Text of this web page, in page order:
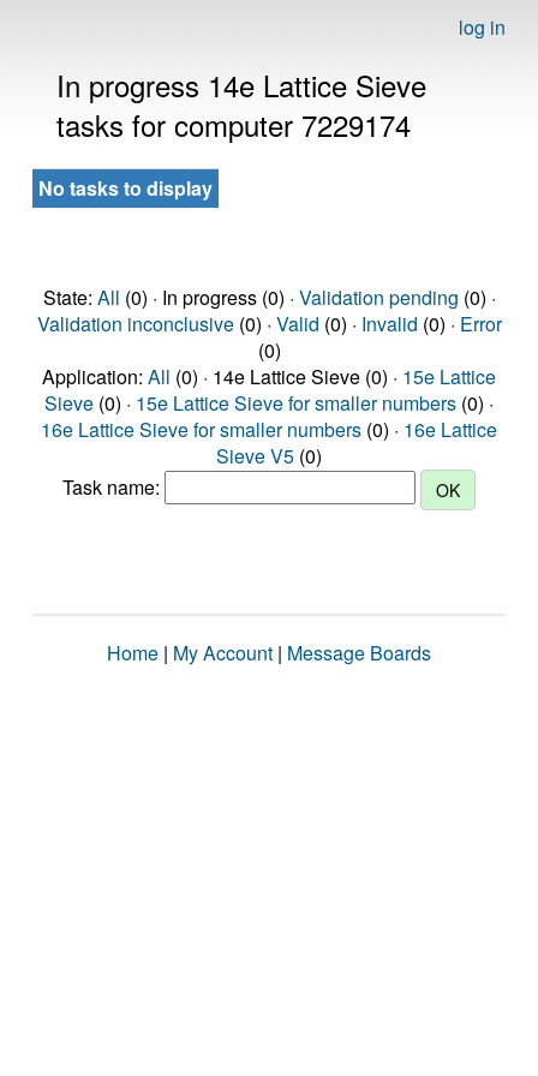
log in
In progress 14e Lattice Sieve
tasks for computer 7229174
No tasks to display
State: All (0) · In progress (0) · Validation pending (0) ·
Validation inconclusive(0) · Valid (0) · Invalid (0) · Error
(0)
Application: All (0) · 14e Lattice Sieve (0) · 15e Lattice
Sieve (0) · 15e Lattice Sieve for smaller numbers (0) ·
16e Lattice Sieve for smaller numbers (0) · 16e Lattice
Sieve V5 (0)
Task name:
Home | My Account | Message Boards